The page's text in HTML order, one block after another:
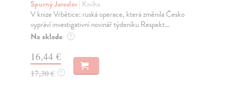
Spurný Jaroslav| Kniha
V knize Vrbětice: ruská operace, která změnila Česko
vypráví investigativní novinář týdeníku Respekt...
Na sklade ?
16,44 €
17,30 € ?